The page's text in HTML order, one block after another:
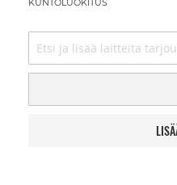
KUNTOLUOKITUS